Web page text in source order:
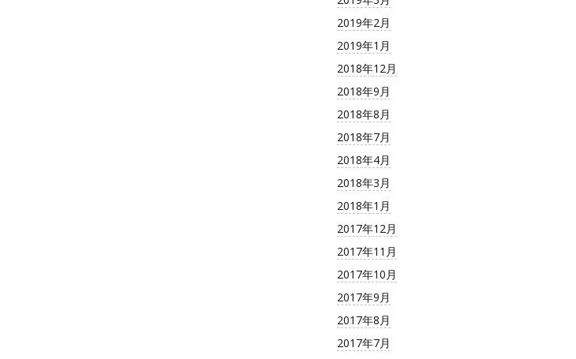
2019年2月
2019年1月
2018年12月
2018年9月
2018年8月
2018年7月
2018年4月
2018年3月
2018年1月
2017年12月
2017年11月
2017年10月
2017年9月
2017年8月
2017年7月